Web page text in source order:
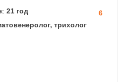
6
21 год
трихолог